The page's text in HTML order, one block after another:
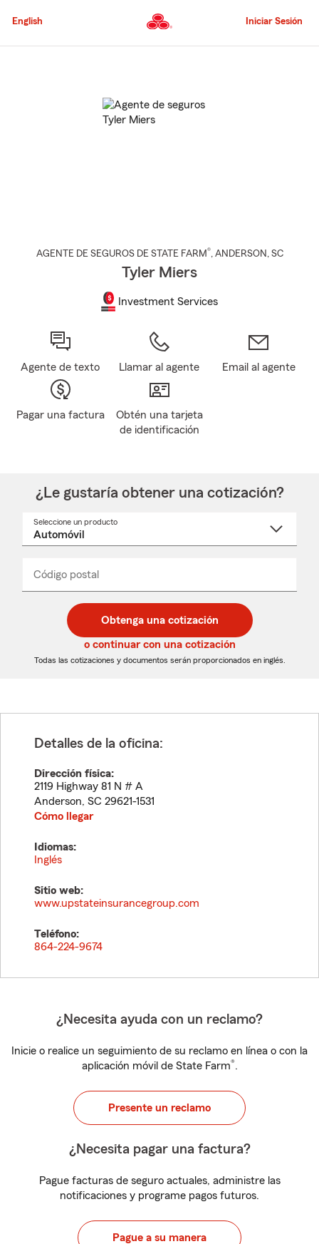
al
principal
English Iniciar Sesión
AGENTE DE SEGUROS DE STATE FARM®, ANDERSON , SC
Tyler Miers
Investment Services
Agente de texto Llamar al agente Email al agente
Pagar una factura
Obtén una tarjeta
de identificación
¿Le gustaría obtener una cotización?
Seleccione un producto
desplegable
Código postal
de
5
dígitos
de
5
dígitos
_____
Obtenga una cotización
o continuar con una cotización
Todas las cotizaciones y documentos serán proporcionados en inglés.
Detalles de la oficina:
Dirección física:
2119 Highway 81 N # A
Anderson, SC 29621-1531
Cómo llegar
Idiomas:
Inglés
Sitio web:
www.upstateinsurancegroup.com
Teléfono:
864-224-9674
¿Necesita ayuda con un reclamo?
Inicie o realice un seguimiento de su reclamo en línea o con la
aplicación móvil de State Farm®.
Presente un reclamo
¿Necesita pagar una factura?
Pague facturas de seguro actuales, administre las
notificaciones y programe pagos futuros.
Pague a su manera